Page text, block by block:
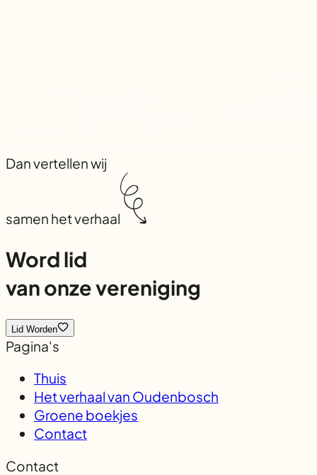
Dan vertellen wij
samen het verhaal
Word lid
van onze vereniging
Lid Worden
Pagina's
Thuis
Het verhaal van Oudenbosch
Groene boekjes
Contact
Contact